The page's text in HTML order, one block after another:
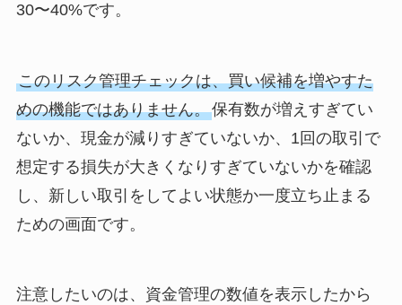
30〜40%です。
このリスク管理チェックは、買い候補を増やすた
めの機能ではありません。保有数が増えすぎてい
ないか、現金が減りすぎていないか、1回の取引で
想定する損失が大きくなりすぎていないかを確認
し、新しい取引をしてよい状態か一度立ち止まる
ための画面です。
注意したいのは、資金管理の数値を表示したから